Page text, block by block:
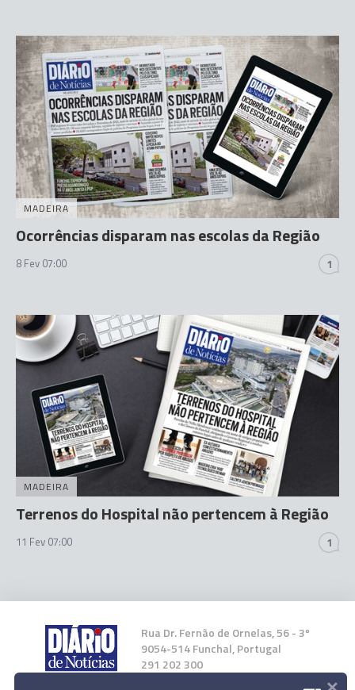
MADEIRA
Ocorrências disparam nas escolas da Região
8 Fev 07:00 1
MADEIRA
Terrenos do Hospital não pertencem à Região
11 Fev 07:00 1
Rua Dr. Fernão de Ornelas, 56 - 3º
9054-514 Funchal, Portugal
291 202 300